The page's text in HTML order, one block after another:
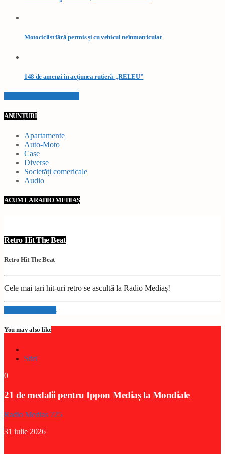
Motociclist fără permis și cu vehicul neînmatriculat
148 de amenzi în acțiunea rutieră „RELEU”
ANUNȚURI
Apartamente
Auto-Moto
Case
Diverse
Societăți comericale
Audio
ACUM LA RADIO MEDIAȘ
Retro Hit The Beat
Retro Hit The Beat
Cele mai tari hit-uri retro se ascultă la Radio Mediaș!
Info and episodes
You may also like
Stiri
0
21 de medalii pentru Ippon Mediaș la Mondiale
Radio Medias 725
31 iulie 2026